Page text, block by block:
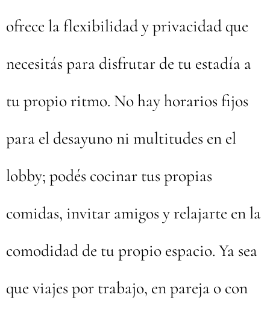
ofrece la flexibilidad y privacidad que
necesitás para disfrutar de tu estadía a
tu propio ritmo. No hay horarios fijos
para el desayuno ni multitudes en el
lobby; podés cocinar tus propias
comidas, invitar amigos y relajarte en la
comodidad de tu propio espacio. Ya sea
que viajes por trabajo, en pareja o con